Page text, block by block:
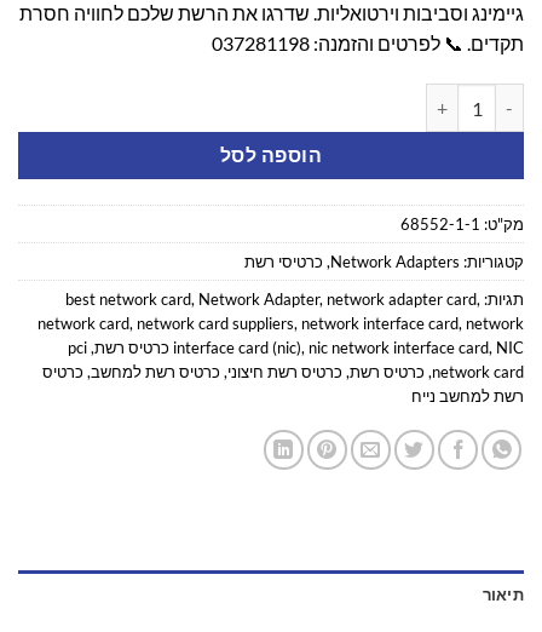
גיימינג וסביבות וירטואליות. שדרגו את הרשת שלכם לחוויה חסרת
תקדים. 📞 לפרטים והזמנה: 037281198
הוספה לסל
מק"ט: 68552-1-1
קטגוריות: Network Adapters
, כרטיסי רשת
תגיות:
best network card, Network Adapter, network adapter card,
network card, network card suppliers, network interface card, network
interface card (nic), nic network interface card, NIC כרטיס רשת ,
pci
network card
, כרטיס רשת, כרטיס רשת חיצוני, כרטיס רשת למחשב, כרטיס
רשת למחשב נייח
תיאור